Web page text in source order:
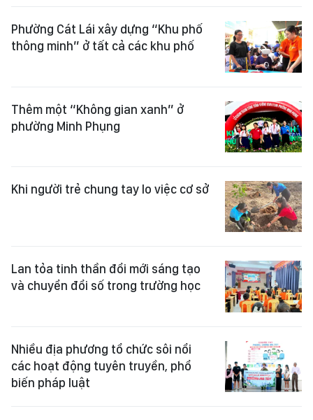
Phường Cát Lái xây dựng “Khu phố
thông minh” ở tất cả các khu phố
Thêm một “Không gian xanh” ở
phường Minh Phụng
Khi người trẻ chung tay lo việc cơ sở
Lan tỏa tinh thần đổi mới sáng tạo
và chuyển đổi số trong trường học
Nhiều địa phương tổ chức sôi nổi
các hoạt động tuyên truyền, phổ
biến pháp luật